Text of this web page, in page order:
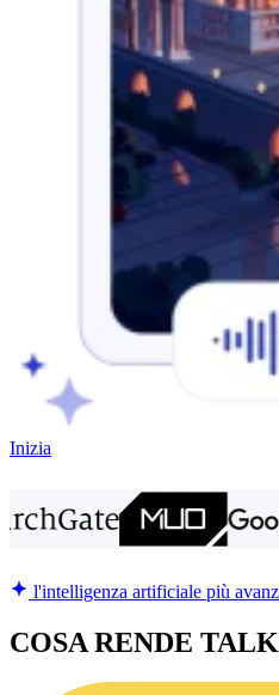
Inizia
l'intelligenza artificiale più
COSA RENDE